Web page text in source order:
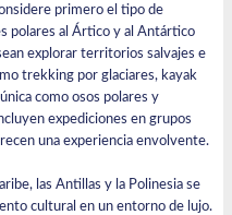
primero el tipo de
polares al Ártico y al Antártico
explorar territorios salvajes e
trekking por glaciares, kayak
como osos polares y
expediciones en grupos
una experiencia envolvente.
las Antillas y la Polinesia se
cultural en un entorno de lujo.